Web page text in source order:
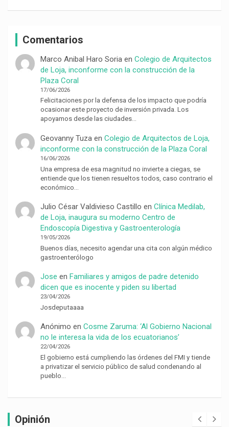
Comentarios
Marco Anibal Haro Soriaen Colegio de Arquitectos
de Loja, inconforme con la construcción de la
Plaza Coral
17/06/2026
Felicitaciones por la defensa de los impacto que podría
ocasionar este proyecto de inversión privada. Los
apoyamos desde las ciudades…
Geovanny Tuzaen Colegio de Arquitectos de Loja,
inconforme con la construcción de la Plaza Coral
16/06/2026
Una empresa de esa magnitud no invierte a ciegas, se
entiende que los tienen resueltos todos, caso contrario el
económico…
Julio César Valdivieso Castillo en Clínica Medilab,
de Loja, inaugura su moderno Centro de
Endoscopía Digestiva y Gastroenterología
19/05/2026
Buenos días, necesito agendar una cita con algún médico
gastroenterólogo
Jose en Familiares y amigos de padre detenido
dicen que es inocente y piden su libertad
23/04/2026
Josdeputaaaa
Anónimo en Cosme Zaruma: ‘Al Gobierno Nacional
no le interesa la vida de los ecuatorianos’
22/04/2026
El gobierno está cumpliendo las órdenes del FMI y tiende
a privatizar el servicio público de salud condenando al
pueblo…
Opinión